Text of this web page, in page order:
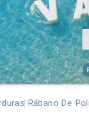
Rábano De